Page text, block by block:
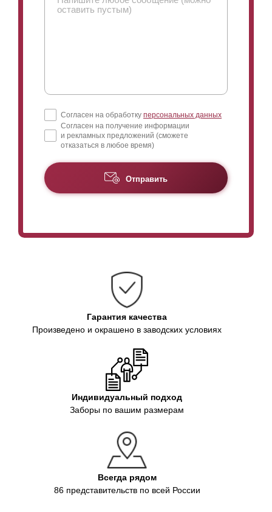
Согласен на обработку персональных данных
Согласен на получение информации
и рекламных предложений (сможете
отказаться в любое время)
Отправить
Гарантия качества
Произведено и окрашено в заводских условиях
Индивидуальный подход
Заборы по вашим размерам
Всегда рядом
86 представительств по всей России